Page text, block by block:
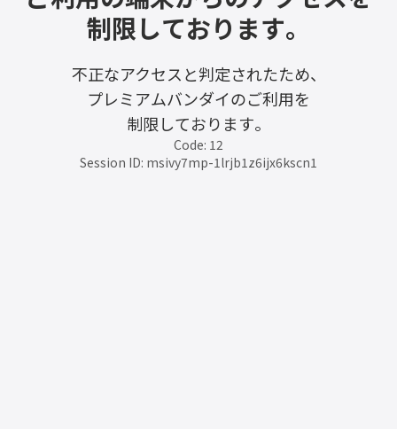
制限しております。
不正なアクセスと判定されたため、
プレミアムバンダイのご利用を
制限しております。
Code: 12
Session ID: msivy7mp-1lrjb1z6ijx6kscn1